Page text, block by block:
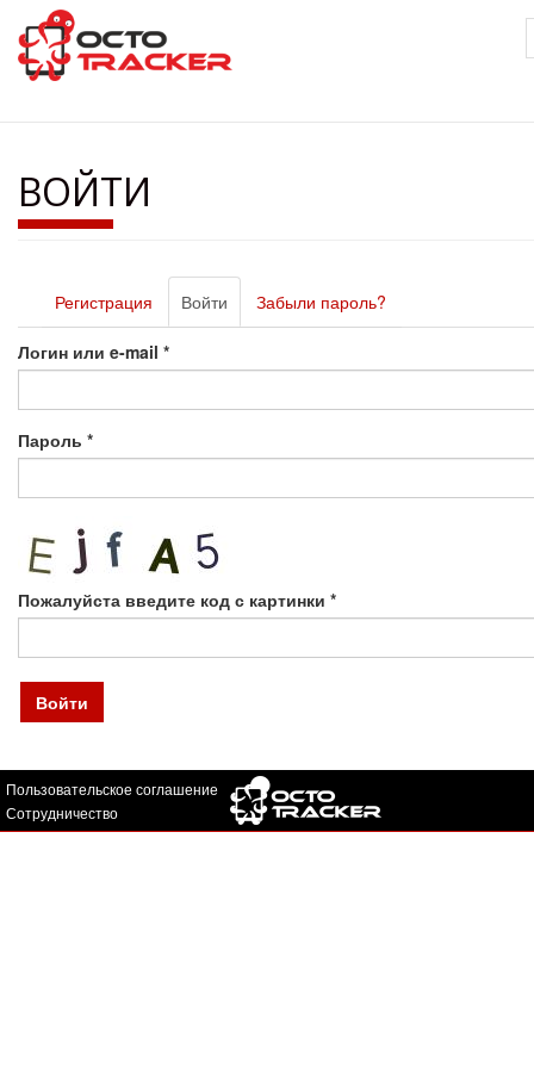
Перейти
основному
содержанию
ВОЙТИ
Главные
вкладки
Регистрация Войти (активная
вкладка)
Забыли пароль?
Логин или e-mail *
Пароль *
Пожалуйста введите код с картинки *
Войти
Пользовательское соглашение
Сотрудничество